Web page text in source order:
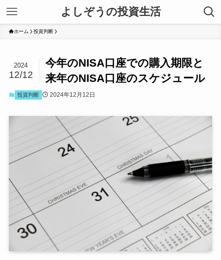
よしぞうの投資生活
ホーム 投資判断
今年のNISA口座での購入期限と
来年のNISA口座のスケジュール
2024
12/12
投資判断 2024年12月12日